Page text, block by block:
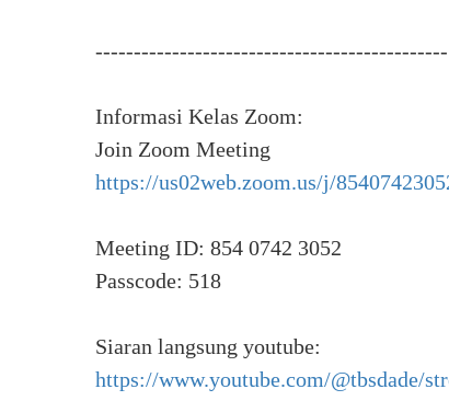
----------------------------------------------
Informasi Kelas Zoom:
Join Zoom Meeting
https://us02web.zoom.us/j/
Meeting ID: 854 0742 3052
Passcode: 518
Siaran langsung youtube:
https://www.youtube.com/@tbsdade/